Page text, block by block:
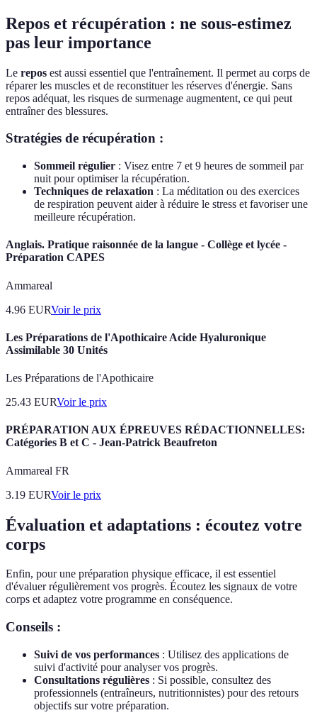
Repos et récupération : ne sous-estimez
pas leur importance
Le repos est aussi essentiel que l'entraînement. Il permet au corps de
réparer les muscles et de reconstituer les réserves d'énergie. Sans
repos adéquat, les risques de surmenage augmentent, ce qui peut
entraîner des blessures.
Stratégies de récupération :
Sommeil régulier : Visez entre 7 et 9 heures de sommeil par
nuit pour optimiser la récupération.
Techniques de relaxation : La méditation ou des exercices
de respiration peuvent aider à réduire le stress et favoriser une
meilleure récupération.
Anglais. Pratique raisonnée de la langue - Collège et lycée -
Préparation CAPES
Ammareal
4.96 EURVoir le prix
Les Préparations de l'Apothicaire Acide Hyaluronique
Assimilable 30 Unités
Les Préparations de l'Apothicaire
25.43 EURVoir le prix
PRÉPARATION AUX ÉPREUVES RÉDACTIONNELLES:
Catégories B et C - Jean-Patrick Beaufreton
Ammareal FR
3.19 EURVoir le prix
Évaluation et adaptations : écoutez votre
corps
Enfin, pour une préparation physique efficace, il est essentiel
d'évaluer régulièrement vos progrès. Écoutez les signaux de votre
corps et adaptez votre programme en conséquence.
Conseils :
Suivi de vos performances : Utilisez des applications de
suivi d'activité pour analyser vos progrès.
Consultations régulières : Si possible, consultez des
professionnels (entraîneurs, nutritionnistes) pour des retours
objectifs sur votre préparation.